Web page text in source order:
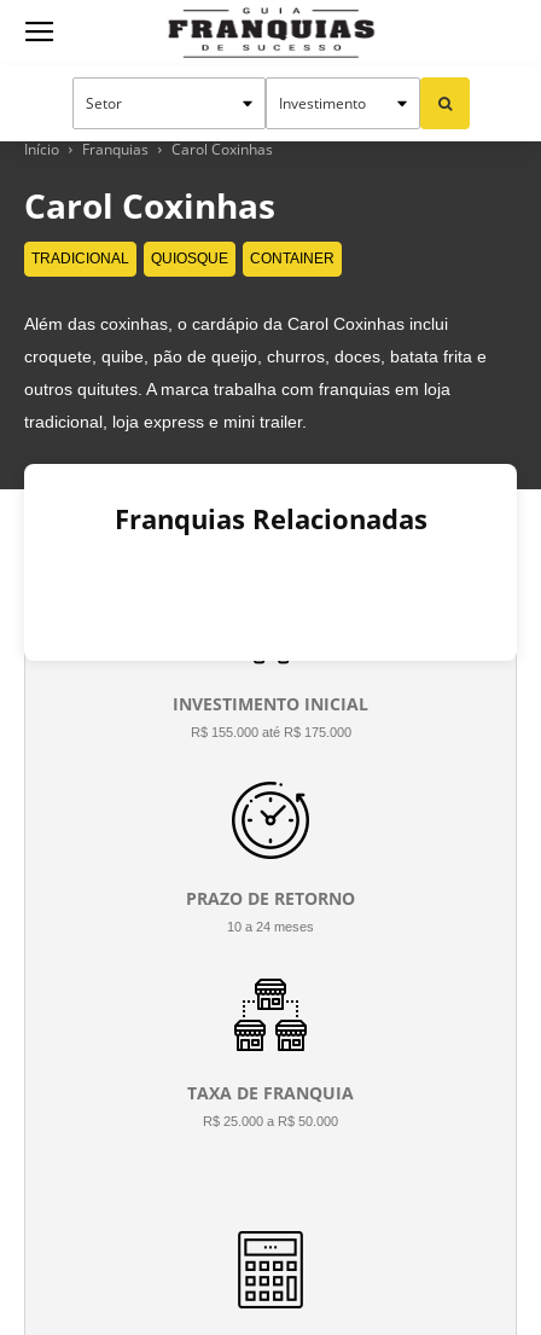
Guia
Franquias
Sucesso
Início Franquias Carol Coxinhas
Carol Coxinhas
TRADICIONAL QUIOSQUE CONTAINER
Além das coxinhas, o cardápio da Carol Coxinhas inclui
croquete, quibe, pão de queijo, churros, doces, batata frita e
outros quitutes. A marca trabalha com franquias em loja
tradicional, loja express e mini trailer.
Franquias Relacionadas
INVESTIMENTO INICIAL
R$ 155.000 até R$ 175.000
PRAZO DE RETORNO
10 a 24 meses
TAXA DE FRANQUIA
R$ 25.000 a R$ 50.000